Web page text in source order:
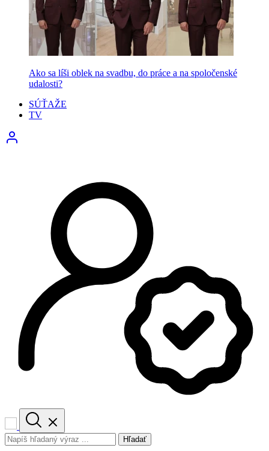
Ako sa líši oblek na svadbu, do práce a na spoločenské
udalosti?
SÚŤAŽE
TV
Hľadať